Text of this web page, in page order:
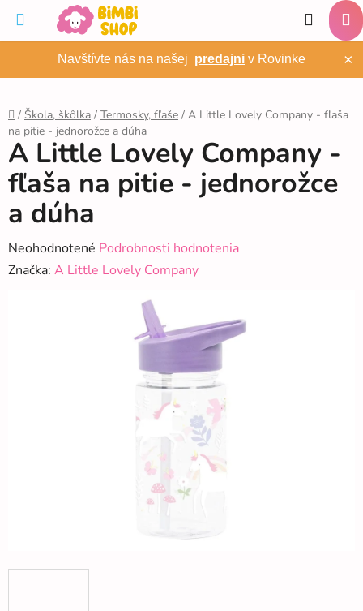
obsah
Navštívte nás na našej predajni v Rovinke ×
Hľadať
Domov
/ Škola, škôlka / Termosky, fľaše / A Little Lovely Company - fľaša
na pitie - jednorožce a dúha
A Little Lovely Company -
fľaša na pitie - jednorožce
a dúha
Priemerné
hodnotenie
Neohodnotené Podrobnosti hodnotenia
Značka: A Little Lovely Company